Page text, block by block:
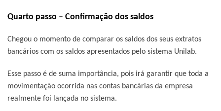
Quarto passo – Confirmação dos saldos
Chegou o momento de comparar os saldos dos seus extratos
bancários com os saldos apresentados pelo sistema Unilab.
Esse passo é de suma importância, pois irá garantir que toda a
movimentação ocorrida nas contas bancárias da empresa
realmente foi lançada no sistema.